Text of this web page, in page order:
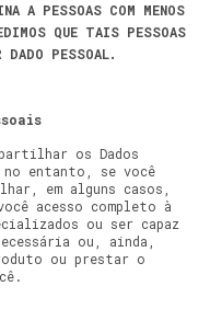
A PESSOAS COM MENOS
QUE TAIS PESSOAS
DADO PESSOAL.
os Dados
entanto, se você
em alguns casos,
acesso completo à
ou ser capaz
ou, ainda,
ou prestar o